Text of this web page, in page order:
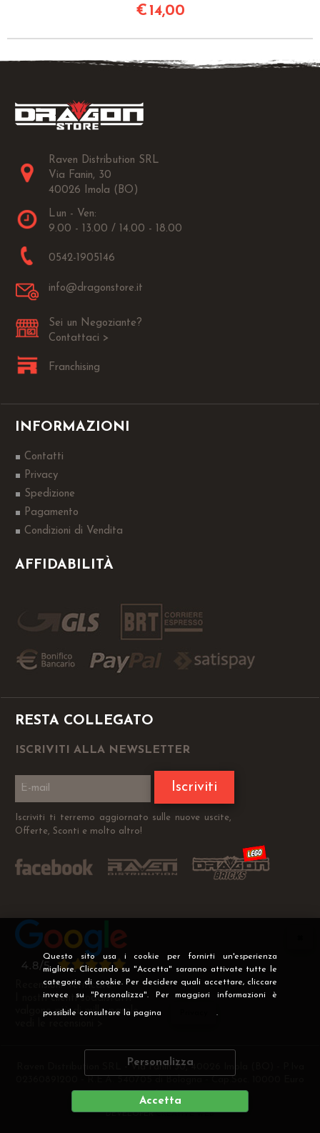
Questo sito usa i cookie per fornirti un'esperienza
migliore. Cliccando su "Accetta" saranno attivate tutte le
categorie di cookie. Per decidere quali accettare, cliccare
invece su "Personalizza". Per maggiori informazioni è
possibile consultare la pagina .
Personalizza
Accetta
€ 14,00
Raven Distribution SRL
Via Fanin, 30
40026 Imola (BO)
Lun - Ven:
9.00 - 13.00 / 14.00 - 18.00
0542-1905146
info@dragonstore.it
Sei un Negoziante?
Contattaci >
Franchising
INFORMAZIONI
Contatti
Privacy
Spedizione
Pagamento
Condizioni di Vendita
AFFIDABILITÀ
RESTA COLLEGATO
ISCRIVITI ALLA NEWSLETTER
Iscriviti
Iscriviti ti terremo aggiornato sulle nuove uscite,
Offerte, Sconti e molto altro!
Recensioni Verificate
I nostri clienti soddisfatti
valgono più di mille parole
Raven Distribution SRL - Via Fanin 30, 40026 Imola (BO) - P.Iva
i.v
DEVELOPERCREATIVE WEB